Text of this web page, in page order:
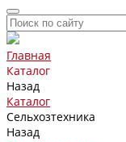
Главная
Каталог
Назад
Каталог
Сельхозтехника
Назад